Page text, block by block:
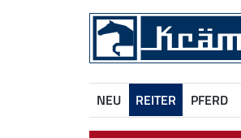
NEU REITER PFERD